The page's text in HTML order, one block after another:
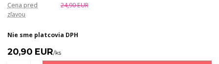
Cena pred
zľavou
24,90 EUR
Nie sme platcovia DPH
20,90 EUR/ks